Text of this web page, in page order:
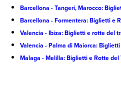
Barcellona - Tangeri, Marocco:
Barcellona - Formentera: Biglietti e
Valencia - Ibiza: Biglietti e rotte del
Valencia - Palma di Maiorca:
Malaga - Melilla: Biglietti e Rotte del